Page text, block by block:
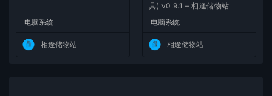
电脑系统
相逢储物站
具) v0.9.1 – 相逢储物站
电脑系统
相逢储物站